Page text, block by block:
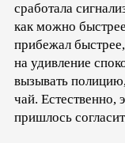
сработала
как можно
прибежал
на удивление
вызывать
чай. Естественно,
пришлось